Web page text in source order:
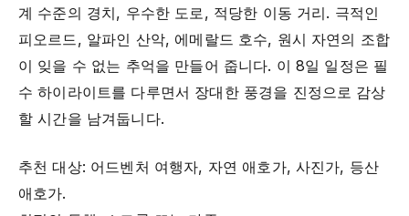
계 수준의 경치, 우수한 도로, 적당한 이동 거리. 극적인
피오르드, 알파인 산악, 에메랄드 호수, 원시 자연의 조합
이 잊을 수 없는 추억을 만들어 줍니다. 이 8일 일정은 필
수 하이라이트를 다루면서 장대한 풍경을 진정으로 감상
할 시간을 남겨둡니다.
추천 대상: 어드벤처 여행자, 자연 애호가, 사진가, 등산
애호가.